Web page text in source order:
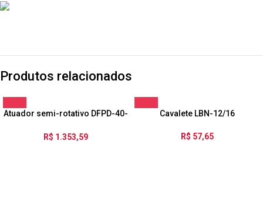
Produtos relacionados
Atuador semi-rotativo DFPD-40-
R$ 1.353,59
Cavalete LBN-12/16
R$ 57,65